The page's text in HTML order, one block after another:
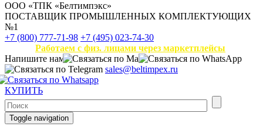
ООО «ТПК «Белтимпэкс»
ПОСТАВЩИК ПРОМЫШЛЕННЫХ КОМПЛЕКТУЮЩИХ
№1
+7 (800) 777-71-98 +7 (495) 023-74-30
Работаем с физ. лицами через маркетплейсы
Напишите нам
sales@beltimpex.ru
КУПИТЬ
Toggle navigation